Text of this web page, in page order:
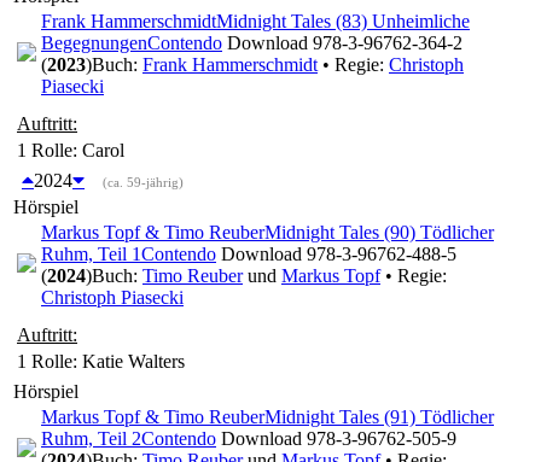
Frank HammerschmidtMidnight Tales (83) Unheimliche
BegegnungenContendo Download 978-3-96762-364-2
(2023)Buch: Frank Hammerschmidt • Regie: Christoph
Piasecki
Auftritt:
1 Rolle: Carol
2024
(ca. 59-jährig)
Hörspiel
Markus Topf & Timo ReuberMidnight Tales (90) Tödlicher
Ruhm, Teil 1Contendo Download 978-3-96762-488-5
(2024)Buch: Timo Reuberund Markus Topf• Regie:
Christoph Piasecki
Auftritt:
1 Rolle: Katie Walters
Hörspiel
Markus Topf & Timo ReuberMidnight Tales (91) Tödlicher
Ruhm, Teil 2Contendo Download 978-3-96762-505-9